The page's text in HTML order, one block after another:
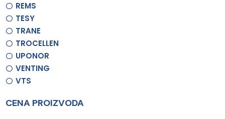
REMS
TESY
TRANE
TROCELLEN
UPONOR
VENTING
VTS
CENA PROIZVODA